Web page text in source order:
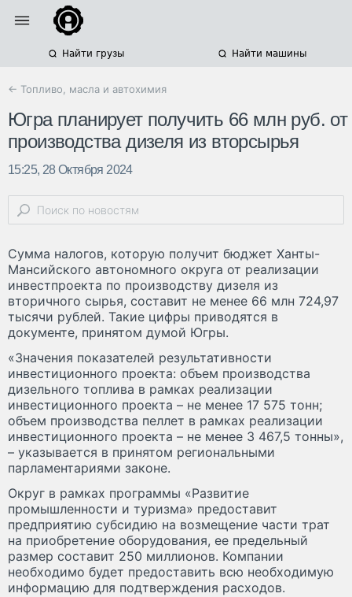
Найти грузы Найти машины
← Топливо, масла и автохимия
Югра планирует получить 66 млн руб. от
производства дизеля из вторсырья
15:25, 28 Октября 2024
Сумма налогов, которую получит бюджет Ханты-
Мансийского автономного округа от реализации
инвестпроекта по производству дизеля из
вторичного сырья, составит не менее 66 млн 724,97
тысячи рублей. Такие цифры приводятся в
документе, принятом думой Югры.
«Значения показателей результативности
инвестиционного проекта: объем производства
дизельного топлива в рамках реализации
инвестиционного проекта – не менее 17 575 тонн;
объем производства пеллет в рамках реализации
инвестиционного проекта – не менее 3 467,5 тонны»,
– указывается в принятом региональными
парламентариями законе.
Округ в рамках программы «Развитие
промышленности и туризма» предоставит
предприятию субсидию на возмещение части трат
на приобретение оборудования, ее предельный
размер составит 250 миллионов. Компании
необходимо будет предоставить всю необходимую
информацию для подтверждения расходов.